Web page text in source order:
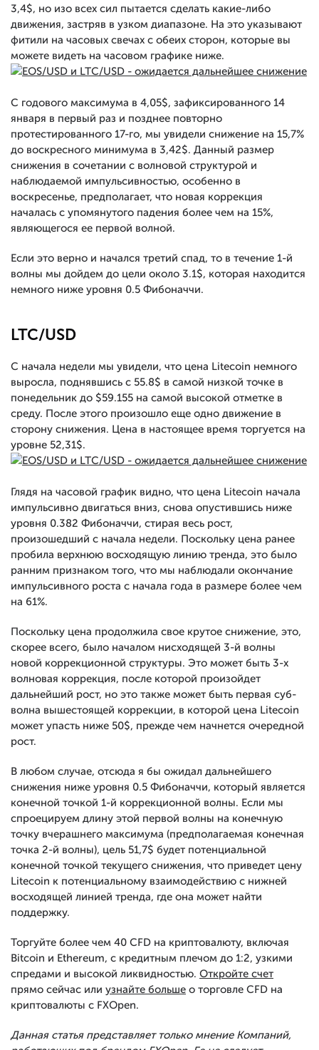
3,4$, но изо всех сил пытается сделать какие-либо
движения, застряв в узком диапазоне. На это указывают
фитили на часовых свечах с обеих сторон, которые вы
можете видеть на часовом графике ниже.
С годового максимума в 4,05$, зафиксированного 14
января в первый раз и позднее повторно
протестированного 17-го, мы увидели снижение на 15,7%
до воскресного минимума в 3,42$. Данный размер
снижения в сочетании с волновой структурой и
наблюдаемой импульсивностью, особенно в
воскресенье, предполагает, что новая коррекция
началась с упомянутого падения более чем на 15%,
являющегося ее первой волной.
Если это верно и начался третий спад, то в течение 1-й
волны мы дойдем до цели около 3.1$, которая находится
немного ниже уровня 0.5 Фибоначчи.
LTC/USD
С начала недели мы увидели, что цена Litecoin немного
выросла, поднявшись с 55.8$ в самой низкой точке в
понедельник до $59.155 на самой высокой отметке в
среду. После этого произошло еще одно движение в
сторону снижения. Цена в настоящее время торгуется на
уровне 52,31$.
Глядя на часовой график видно, что цена Litecoin начала
импульсивно двигаться вниз, снова опустившись ниже
уровня 0.382 Фибоначчи, стирая весь рост,
произошедший с начала недели. Поскольку цена ранее
пробила верхнюю восходящую линию тренда, это было
ранним признаком того, что мы наблюдали окончание
импульсивного роста с начала года в размере более чем
на 61%.
Поскольку цена продолжила свое крутое снижение, это,
скорее всего, было началом нисходящей 3-й волны
новой коррекционной структуры. Это может быть 3-х
волновая коррекция, после которой произойдет
дальнейший рост, но это также может быть первая суб-
волна вышестоящей коррекции, в которой цена Litecoin
может упасть ниже 50$, прежде чем начнется очередной
рост.
В любом случае, отсюда я бы ожидал дальнейшего
снижения ниже уровня 0.5 Фибоначчи, который является
конечной точкой 1-й коррекционной волны. Если мы
спроецируем длину этой первой волны на конечную
точку вчерашнего максимума (предполагаемая конечная
точка 2-й волны), цель 51,7$ будет потенциальной
конечной точкой текущего снижения, что приведет цену
Litecoin к потенциальному взаимодействию с нижней
восходящей линией тренда, где она может найти
поддержку.
Торгуйте более чем 40 CFD на криптовалюту, включая
Bitcoin и Ethereum, с кредитным плечом до 1:2, узкими
спредами и высокой ликвидностью. Откройте счет
прямо сейчас или узнайте больше о торговле CFD на
криптовалюты с FXOpen.
Данная статья представляет только мнение Компаний,